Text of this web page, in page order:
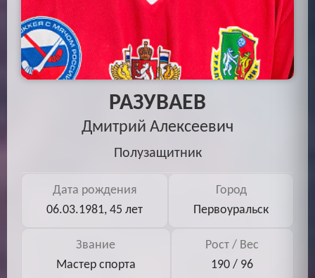
РАЗУВАЕВ
Дмитрий Алексеевич
Полузащитник
Дата рождения
06.03.1981, 45 лет
Город
Первоуральск
Звание
Мастер спорта
Рост / Вес
190 / 96